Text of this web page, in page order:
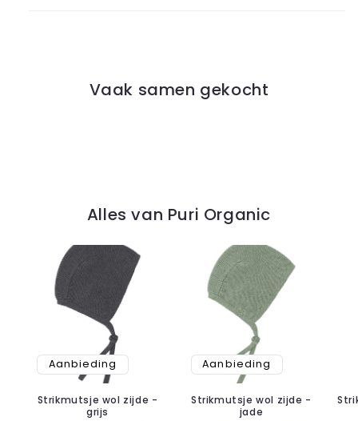
Vaak samen gekocht
Alles van Puri Organic
Aanbieding
Strikmutsje wol zijde -
grijs
Aanbieding
Strikmutsje wol zijde -
jade